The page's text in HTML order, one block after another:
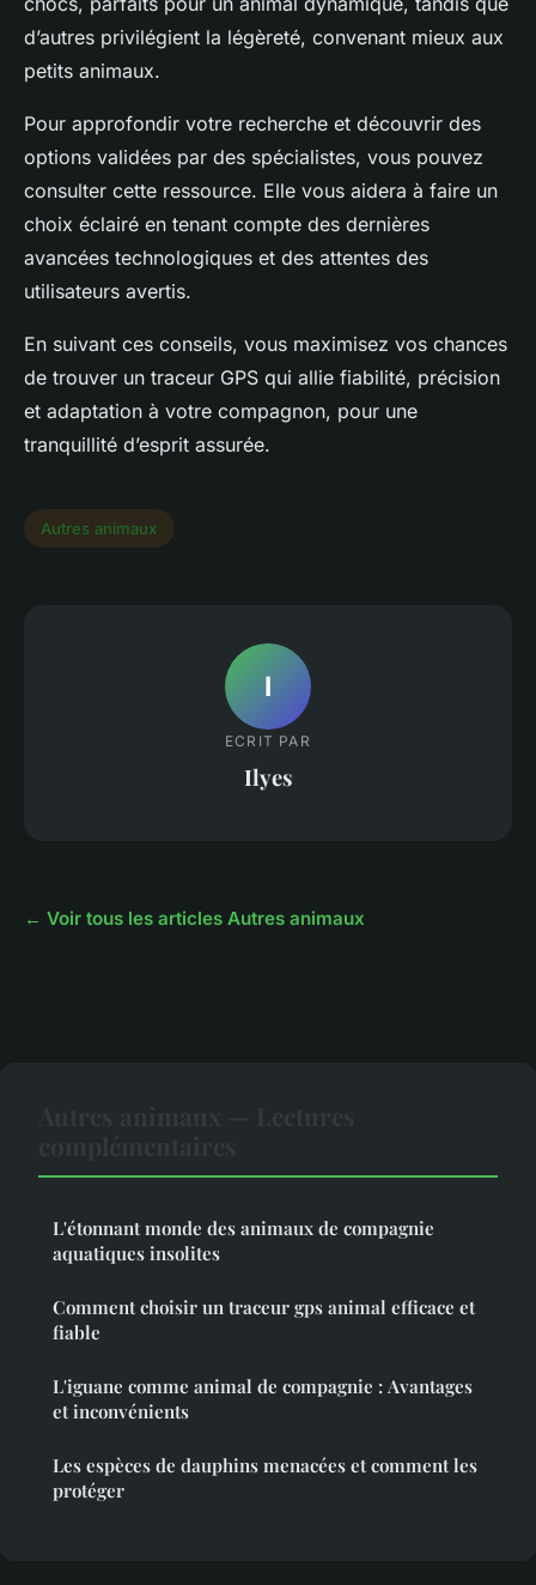
d’autres privilégient la légèreté, convenant mieux aux
petits animaux.
Pour approfondir votre recherche et découvrir des
options validées par des spécialistes, vous pouvez
consulter cette ressource. Elle vous aidera à faire un
choix éclairé en tenant compte des dernières
avancées technologiques et des attentes des
utilisateurs avertis.
En suivant ces conseils, vous maximisez vos chances
de trouver un traceur GPS qui allie fiabilité, précision
et adaptation à votre compagnon, pour une
tranquillité d’esprit assurée.
Autres animaux
I
ECRIT PAR
Ilyes
← Voir tous les articles Autres animaux
L'étonnant monde des animaux de compagnie
aquatiques insolites
Comment choisir un traceur gps animal efficace et
fiable
L'iguane comme animal de compagnie : Avantages
et inconvénients
Les espèces de dauphins menacées et comment les
protéger